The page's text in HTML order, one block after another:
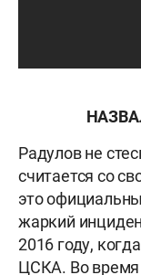
Радулов не
считается со
это
жаркий
2016 году,
ЦСКА. Во время